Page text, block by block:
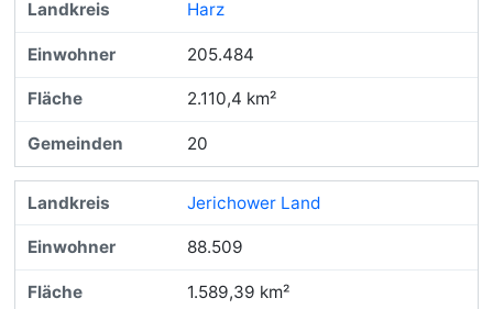
Harz
205.484
2.110,4 km²
20
Jerichower Land
88.509
1.589,39 km²